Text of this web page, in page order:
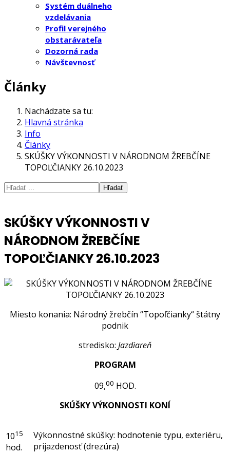
Systém duálneho
vzdelávania
Profil verejného
obstarávateľa
Dozorná rada
Návštevnosť
Články
Nachádzate sa tu:
Hlavná stránka
Info
Články
SKÚŠKY VÝKONNOSTI V NÁRODNOM ŽREBČÍNE
TOPOĽČIANKY 26.10.2023
Hľadať
SKÚŠKY VÝKONNOSTI V
NÁRODNOM ŽREBČÍNE
TOPOĽČIANKY 26.10.2023
Miesto konania: Národný žrebčín “Topoľčianky“ štátny
podnik
stredisko: Jazdiareň
PROGRAM
09,00 HOD.
SKÚŠKY VÝKONNOSTI KONÍ
1015
hod.
Výkonnostné skúšky: hodnotenie typu, exteriéru,
prijazdenosť (drezúra)